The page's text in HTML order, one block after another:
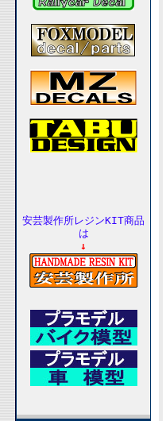
安芸製作所レジンKIT商品
は
↓